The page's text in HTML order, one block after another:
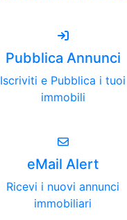
Pubblica Annunci
Iscriviti e Pubblica i tuoi
immobili
eMail Alert
Ricevi i nuovi annunci
immobiliari